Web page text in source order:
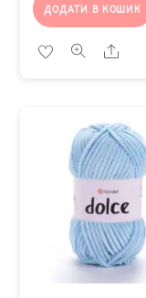
ДОДАТИ В КОШИК
Share